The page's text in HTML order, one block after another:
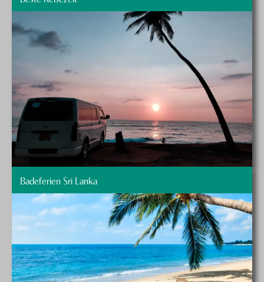
Badeferien Sri Lanka